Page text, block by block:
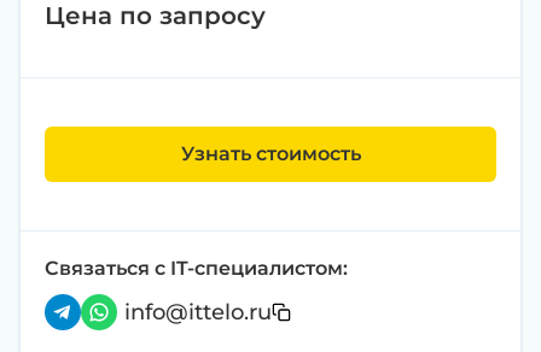
Цена по запросу
Узнать стоимость
Связаться с IT-специалистом:
info@ittelo.ru